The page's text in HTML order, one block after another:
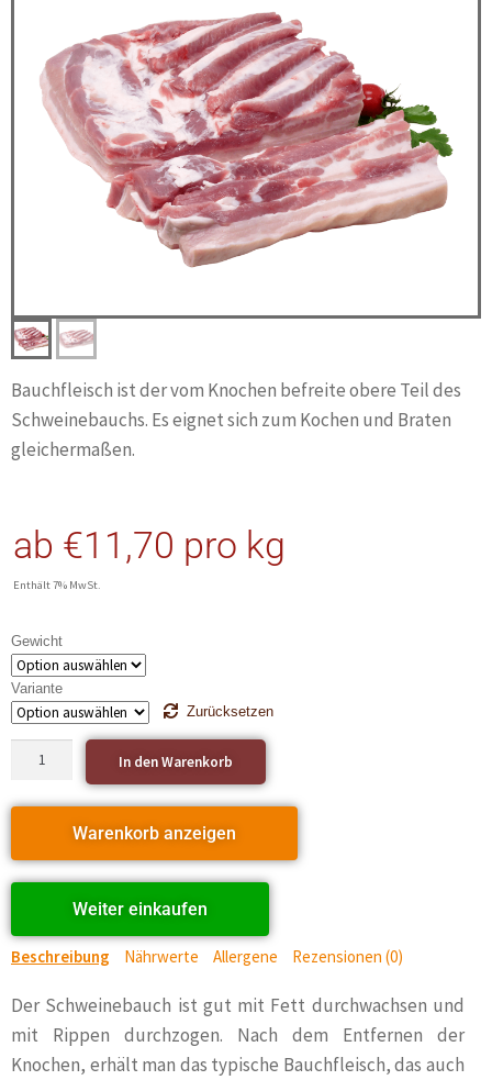
Bauchfleisch ist der vom Knochen befreite obere Teil des
Schweinebauchs. Es eignet sich zum Kochen und Braten
gleichermaßen.
ab €11,70 pro kg
Enthält 7% MwSt.
Gewicht
Variante
Zurücksetzen
In den Warenkorb
Warenkorb anzeigen
Weiter einkaufen
Beschreibung Nährwerte Allergene Rezensionen (0)
Der Schweinebauch ist gut mit Fett durchwachsen und
mit Rippen durchzogen. Nach dem Entfernen der
Knochen, erhält man das typische Bauchfleisch, das auch